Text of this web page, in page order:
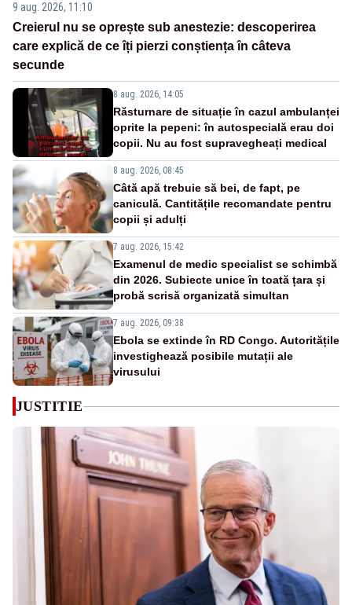
9 aug. 2026, 11:10
Creierul nu se oprește sub anestezie: descoperirea
care explică de ce îți pierzi conștiența în câteva
secunde
8 aug. 2026, 14:05
Răsturnare de situație în cazul ambulanței
oprite la pepeni: în autospecială erau doi
copii. Nu au fost supravegheați medical
8 aug. 2026, 08:45
Câtă apă trebuie să bei, de fapt, pe
caniculă. Cantitățile recomandate pentru
copii și adulți
7 aug. 2026, 15:42
Examenul de medic specialist se schimbă
din 2026. Subiecte unice în toată țara și
probă scrisă organizată simultan
7 aug. 2026, 09:38
Ebola se extinde în RD Congo. Autoritățile
investighează posibile mutații ale
virusului
JUSTITIE